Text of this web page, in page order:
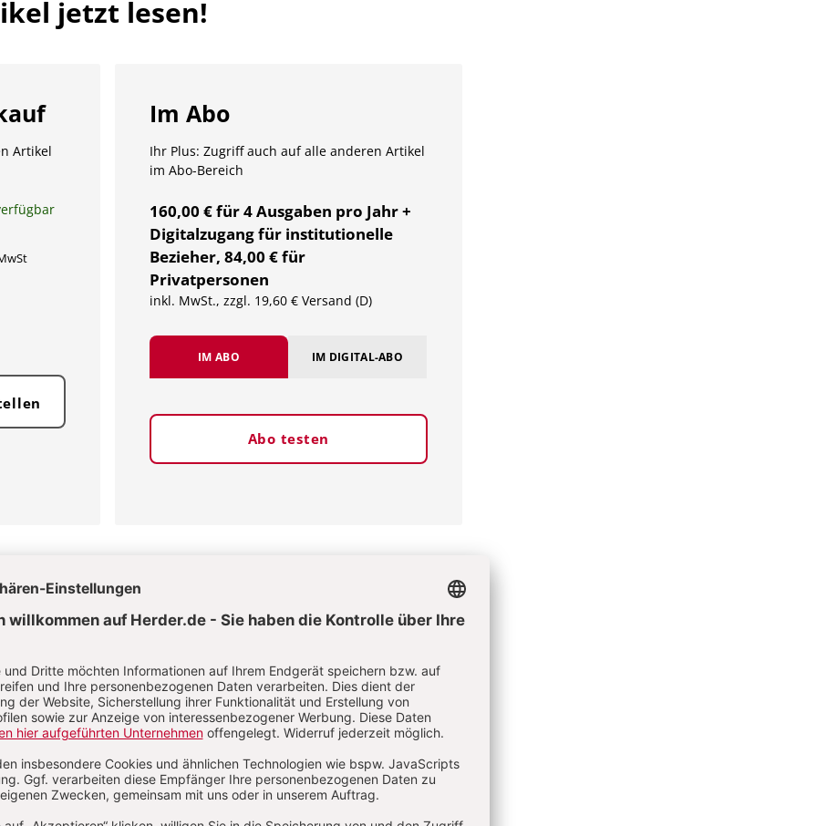
jetzt lesen!
Artikel
Im Abo
Ihr Plus: Zugriff auch auf alle anderen Artikel
im Abo-Bereich
160,00 € für 4 Ausgaben pro Jahr +
Digitalzugang für institutionelle
Bezieher, 84,00 € für
Privatpersonen
inkl. MwSt., zzgl. 19,60 € Versand (D)
IM ABO IM DIGITAL-ABO
Abo testen
Winkler
Winkler, PD Dr. theol. habil., ist Professurvertreter des Lehrstuhls Altes
an der Katholisch-Theologischen Fakultät der Ruhr-Universität
Zu seinen Forschungsschwerpunkten zählen Biblical Masculinity
Theophaniedarstellungen des AT und das Sprichwörterbuch.